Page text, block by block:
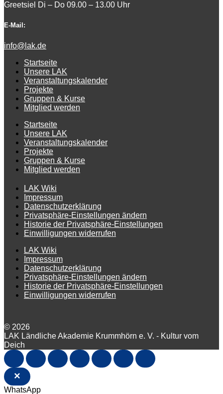
Greetsiel Di – Do 09.00 – 13.00 Uhr
E-Mail:
info@lak.de
Startseite
Unsere LAK
Veranstaltungskalender
Projekte
Gruppen & Kurse
Mitglied werden
Startseite
Unsere LAK
Veranstaltungskalender
Projekte
Gruppen & Kurse
Mitglied werden
LAK Wiki
Impressum
Datenschutzerklärung
Privatsphäre-Einstellungen ändern
Historie der Privatsphäre-Einstellungen
Einwilligungen widerrufen
LAK Wiki
Impressum
Datenschutzerklärung
Privatsphäre-Einstellungen ändern
Historie der Privatsphäre-Einstellungen
Einwilligungen widerrufen
© 2026
LAK Ländliche Akademie Krummhörn e. V. - Kultur vom
Deich
×
WhatsApp